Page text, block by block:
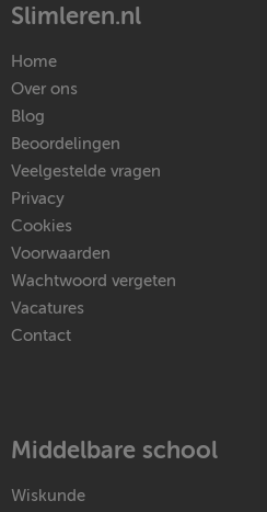
Slimleren.nl
Home
Over ons
Blog
Beoordelingen
Veelgestelde vragen
Privacy
Cookies
Voorwaarden
Wachtwoord vergeten
Vacatures
Contact
Middelbare school
Wiskunde